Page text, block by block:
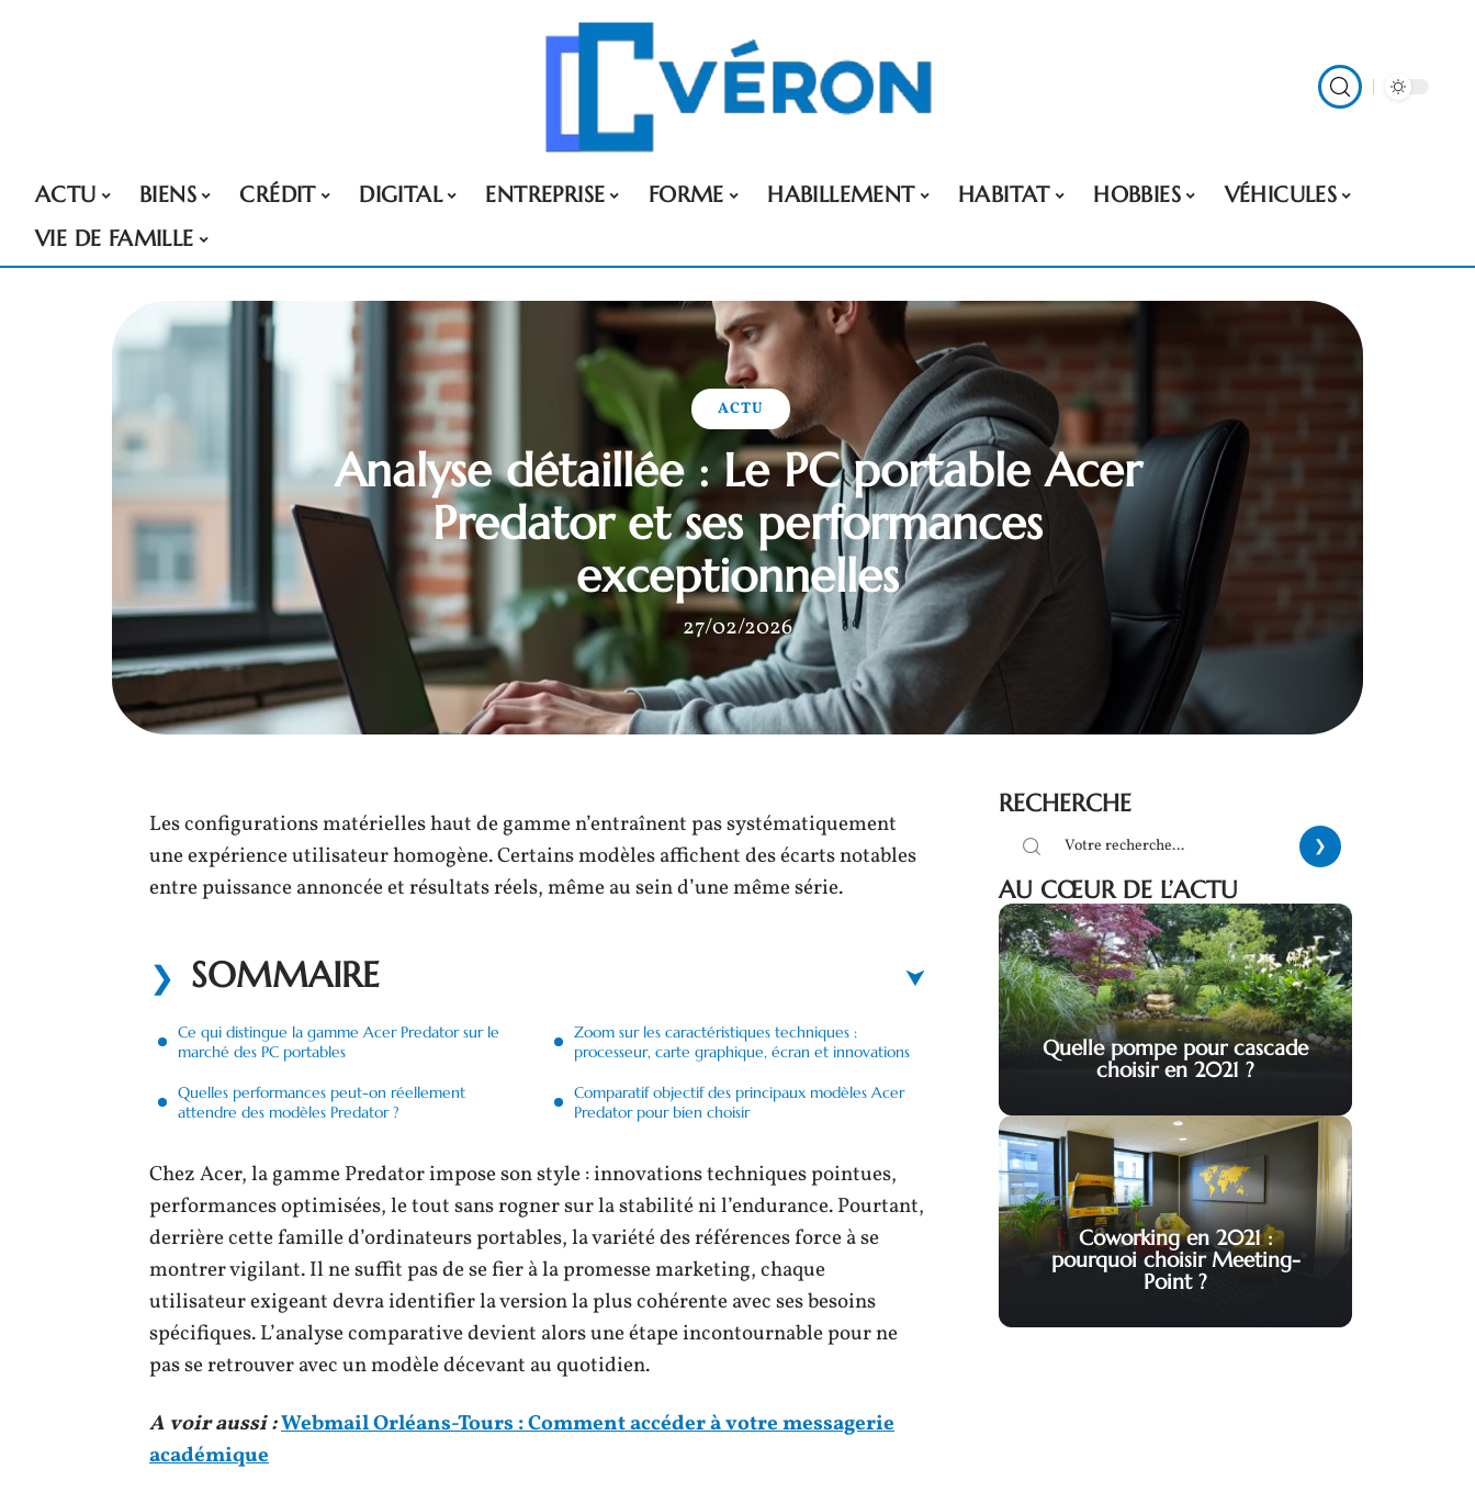
ACTU BIENS CRÉDIT DIGITAL ENTREPRISE FORME HABILLEMENT HABITAT HOBBIES
VÉHICULES
VIE DE FAMILLE
ACTU
Analyse détaillée : Le PC portable Acer
Predator et ses performances
exceptionnelles
27/02/2026
Les configurations matérielles haut de gamme n’entraînent pas systématiquement
une expérience utilisateur homogène. Certains modèles affichent des écarts notables
entre puissance annoncée et résultats réels, même au sein d’une même série.
SOMMAIRE
Ce qui distingue la gamme Acer Predator sur le
marché des PC portables
Quelles performances peut-on réellement
attendre des modèles Predator ?
Zoom sur les caractéristiques techniques :
processeur, carte graphique, écran et innovations
Comparatif objectif des principaux modèles Acer
Predator pour bien choisir
Chez Acer, la gamme Predator impose son style : innovations techniques pointues,
performances optimisées, le tout sans rogner sur la stabilité ni l’endurance. Pourtant,
derrière cette famille d’ordinateurs portables, la variété des références force à se
montrer vigilant. Il ne suffit pas de se fier à la promesse marketing, chaque
utilisateur exigeant devra identifier la version la plus cohérente avec ses besoins
spécifiques. L’analyse comparative devient alors une étape incontournable pour ne
pas se retrouver avec un modèle décevant au quotidien.
A voir aussi :Webmail Orléans-Tours : Comment accéder à votre messagerie
académique
RECHERCHE
AU CŒUR DE L’ACTU
Quelle pompe pour cascade
choisir en 2021 ?
Coworking en 2021 :
pourquoi choisir Meeting-
Point ?